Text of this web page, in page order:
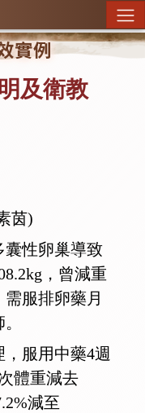
實例
及衛教
茵)
囊性卵巢導致
，曾減重
服排卵藥月
服用中藥4週
體重減去
減至